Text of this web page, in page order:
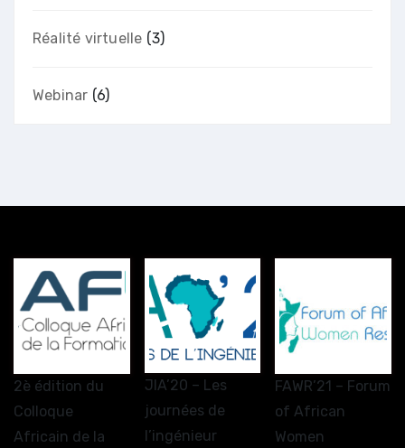
Réalité virtuelle (3)
Webinar (6)
2è édition du
Colloque
Africain de la
JIA’20 – Les
journées de
l’ingénieur
FAWR’21 – Forum
of African
Women